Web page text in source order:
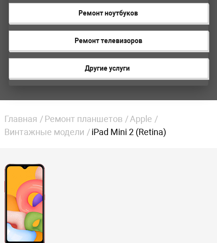
Ремонт ноутбуков
Ремонт телевизоров
Другие услуги
Главная Ремонт планшетов
Apple
Винтажные модели
iPad Mini 2 (Retina)